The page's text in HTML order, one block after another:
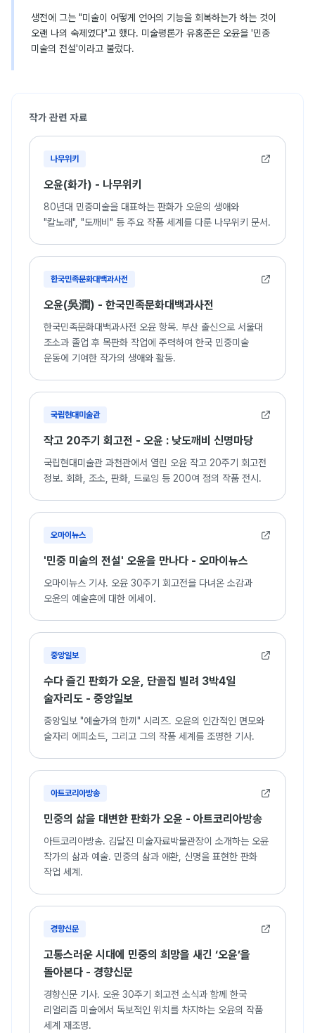
생전에 그는 "미술이 어떻게 언어의 기능을 회복하는가 하는 것이
오랜 나의 숙제였다"고 했다. 미술평론가 유홍준은 오윤을 '민중
미술의 전설'이라고 불렀다.
작가 관련 자료
나무위키
오윤(화가) - 나무위키
80년대 민중미술을 대표하는 판화가 오윤의 생애와
"칼노래", "도깨비" 등 주요 작품 세계를 다룬 나무위키 문서.
한국민족문화대백과사전
오윤(吳潤) - 한국민족문화대백과사전
한국민족문화대백과사전 오윤 항목. 부산 출신으로 서울대
조소과 졸업 후 목판화 작업에 주력하여 한국 민중미술
운동에 기여한 작가의 생애와 활동.
국립현대미술관
작고 20주기 회고전 - 오윤 : 낮도깨비 신명마당
국립현대미술관 과천관에서 열린 오윤 작고 20주기 회고전
정보. 회화, 조소, 판화, 드로잉 등 200여 점의 작품 전시.
오마이뉴스
'민중 미술의 전설' 오윤을 만나다 - 오마이뉴스
오마이뉴스 기사. 오윤 30주기 회고전을 다녀온 소감과
오윤의 예술혼에 대한 에세이.
중앙일보
수다 즐긴 판화가 오윤, 단골집 빌려 3박4일
술자리도 - 중앙일보
중앙일보 "예술가의 한끼" 시리즈. 오윤의 인간적인 면모와
술자리 에피소드, 그리고 그의 작품 세계를 조명한 기사.
아트코리아방송
민중의 삶을 대변한 판화가 오윤 - 아트코리아방송
아트코리아방송. 김달진 미술자료박물관장이 소개하는 오윤
작가의 삶과 예술. 민중의 삶과 애환, 신명을 표현한 판화
작업 세계.
경향신문
고통스러운 시대에 민중의 희망을 새긴 ‘오윤’을
돌아본다 - 경향신문
경향신문 기사. 오윤 30주기 회고전 소식과 함께 한국
리얼리즘 미술에서 독보적인 위치를 차지하는 오윤의 작품
세계 재조명.